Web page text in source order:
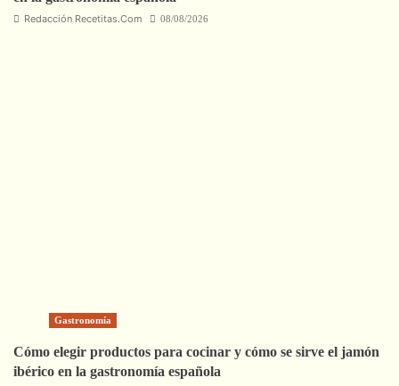
Redacción Recetitas.Com 08/08/2026
Gastronomía
Cómo elegir productos para cocinar y cómo se sirve el jamón
ibérico en la gastronomía española